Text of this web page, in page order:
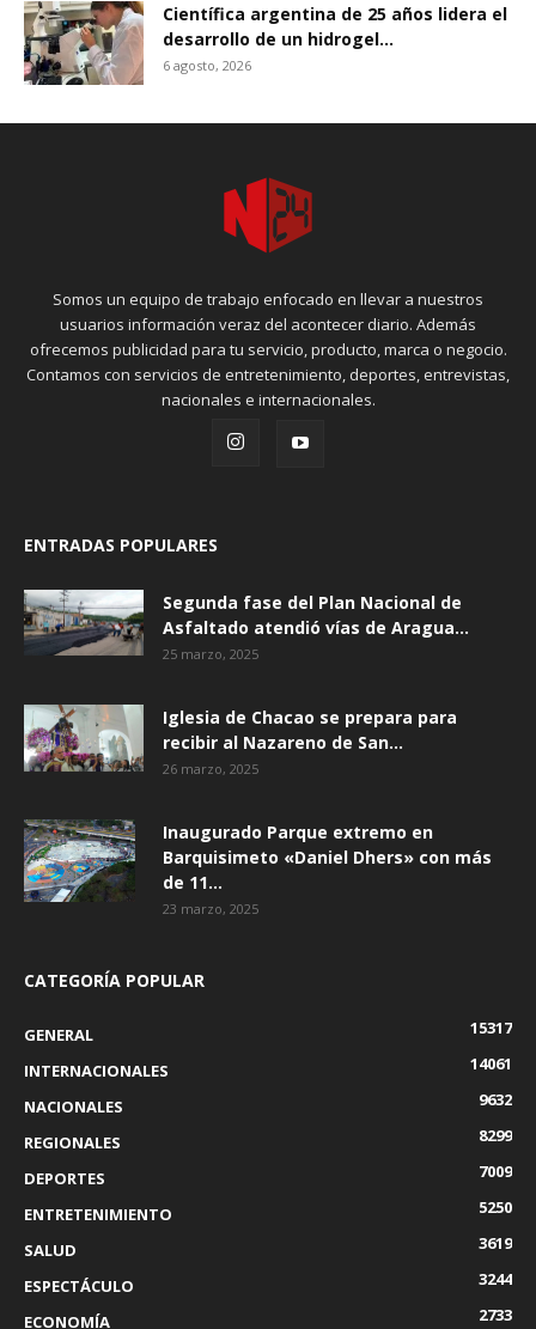
Científica argentina de 25 años lidera el
desarrollo de un hidrogel...
6 agosto, 2026
Somos un equipo de trabajo enfocado en llevar a nuestros
usuarios información veraz del acontecer diario. Además
ofrecemos publicidad para tu servicio, producto, marca o negocio.
Contamos con servicios de entretenimiento, deportes, entrevistas,
nacionales e internacionales.
ENTRADAS POPULARES
Segunda fase del Plan Nacional de
Asfaltado atendió vías de Aragua...
25 marzo, 2025
Iglesia de Chacao se prepara para
recibir al Nazareno de San...
26 marzo, 2025
Inaugurado Parque extremo en
Barquisimeto «Daniel Dhers» con más
de 11...
23 marzo, 2025
CATEGORÍA POPULAR
GENERAL
15317
INTERNACIONALES
14061
NACIONALES
9632
REGIONALES
8299
DEPORTES
7009
ENTRETENIMIENTO
5250
SALUD
3619
ESPECTÁCULO
3244
ECONOMÍA
2733